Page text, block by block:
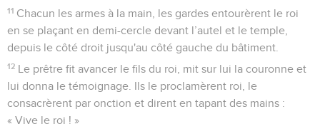
11 Chacun les armes à la main, les gardes entourèrent le roi
en se plaçant en demi-cercle devant l’autel et le temple,
depuis le côté droit jusqu'au côté gauche du bâtiment.
12 Le prêtre fit avancer le fils du roi, mit sur lui la couronne et
lui donna le témoignage. Ils le proclamèrent roi, le
consacrèrent par onction et dirent en tapant des mains :
« Vive le roi ! »